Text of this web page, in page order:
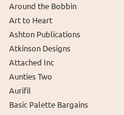
Around the Bobbin
Art to Heart
Ashton Publications
Atkinson Designs
Attached Inc
Aunties Two
Aurifil
Basic Palette Bargains